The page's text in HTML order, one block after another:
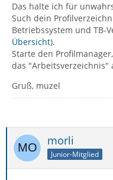
Das halte ich für
Such dein
Betriebssystem und TB-
Übersicht).
Starte den
das "Arbeitsverzeichnis"
Gruß, muzel
morli
Junior-Mitglied